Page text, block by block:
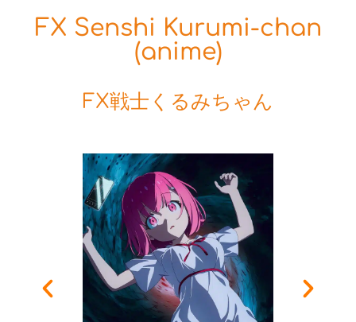
FX Senshi Kurumi-chan
(anime)
FX戦士くるみちゃん